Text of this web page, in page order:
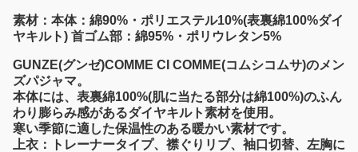
素材：本体：綿90%・ポリエステル10%(表裏綿100%ダイ
ヤキルト) 首ゴム部：綿95%・ポリウレタン5%
GUNZE(グンゼ)COMME CI COMME(コムシコムサ)のメン
ズパジャマ。
本体には、表裏綿100%(肌に当たる部分は綿100%)のふん
わり膨らみ感があるダイヤキルト素材を使用。
寒い季節に適した保温性のある暖かい素材です。
上衣：トレーナータイプ、襟ぐりリブ、袖口切替、左胸に